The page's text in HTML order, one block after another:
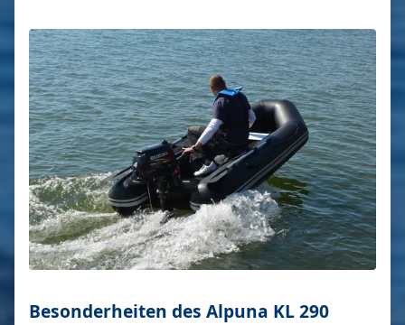
Besonderheiten des Alpuna KL 290